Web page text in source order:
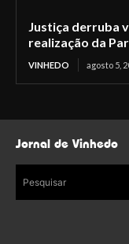
Justiça derruba
realização da
VINHEDO agosto 5,
Jornal de Vinhedo
Pesquisar